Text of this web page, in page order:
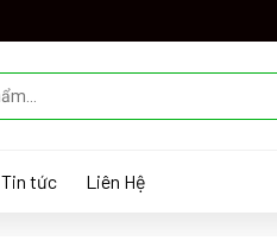
Tin tức Liên Hệ